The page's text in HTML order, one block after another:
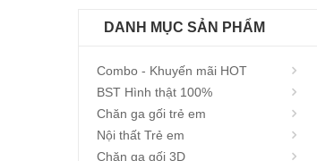
DANH MỤC SẢN PHẨM
Combo - Khuyến mãi HOT
BST Hình thật 100%
Chăn ga gối trẻ em
Nội thất Trẻ em
Chăn ga gối 3D